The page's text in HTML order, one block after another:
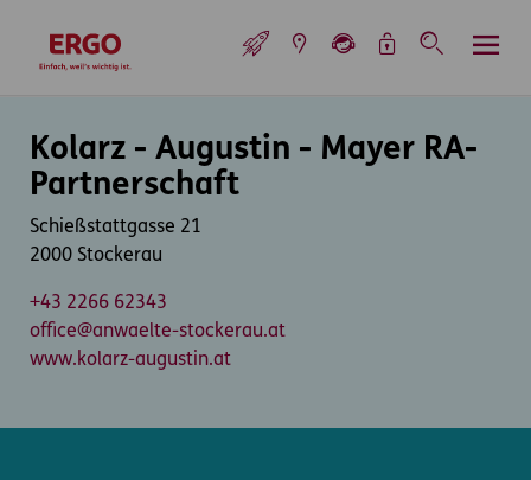
zur Startseite
Kolarz - Augustin - Mayer RA-
Partnerschaft
Schießstattgasse 21
2000 Stockerau
+43 2266 62343
office@anwaelte-stockerau.at
www.kolarz-augustin.at